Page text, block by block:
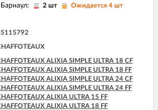
Барнаул: 2 шт Ожидается 4 шт
ALIXIA SIMPLE ULTRA 18 CF
ALIXIA SIMPLE ULTRA 18 FF
ALIXIA SIMPLE ULTRA 24 CF
ALIXIA SIMPLE ULTRA 24 FF
ALIXIA ULTRA 15 FF
ALIXIA ULTRA 18 FF